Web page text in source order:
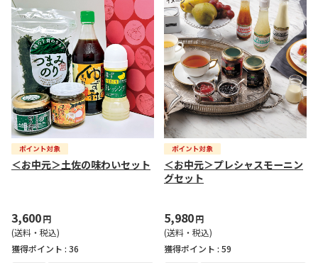
＜お中元＞土佐の味わいセット
3,600円
(送料・税込)
獲得ポイント : 36
＜お中元＞プレシャスモーニン
グセット
5,980円
(送料・税込)
獲得ポイント : 59